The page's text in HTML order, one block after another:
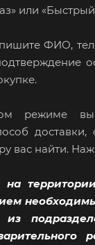
или «Быстрый
ФИО,
режиме
вас найти.
на